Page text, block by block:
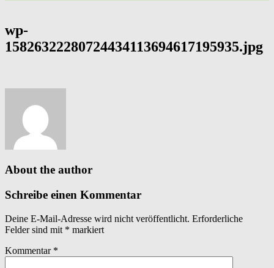
wp-
15826322280724434113694617195935.jpg
About the author
Schreibe einen Kommentar
Deine E-Mail-Adresse wird nicht veröffentlicht. Erforderliche
Felder sind mit * markiert
Kommentar *